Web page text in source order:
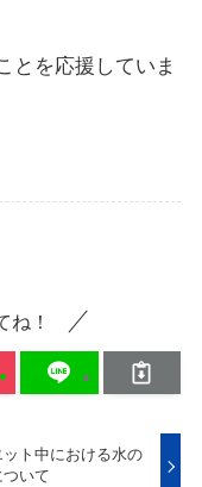
とを応援していま
ね！
ット中における水の
いて